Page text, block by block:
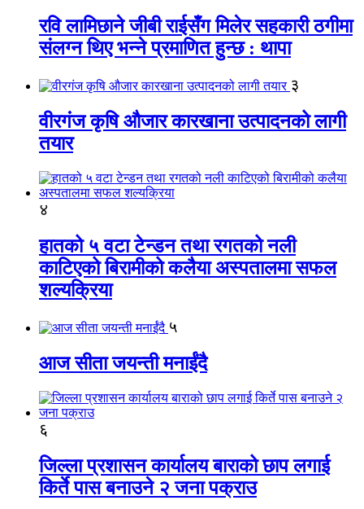
रवि लामिछाने जीबी राईसँग मिलेर सहकारी ठगीमा
संलग्न थिए भन्ने प्रमाणित हुन्छ : थापा
३
वीरगंज कृषि औजार कारखाना उत्पादनको लागी
तयार
४
हातको ५ वटा टेन्डन तथा रगतको नली
काटिएको बिरामीको कलैया अस्पतालमा सफल
शल्यक्रिया
५
आज सीता जयन्ती मनाईंदै
६
जिल्ला प्रशासन कार्यालय बाराको छाप लगाई
किर्ते पास बनाउने २ जना पक्राउ